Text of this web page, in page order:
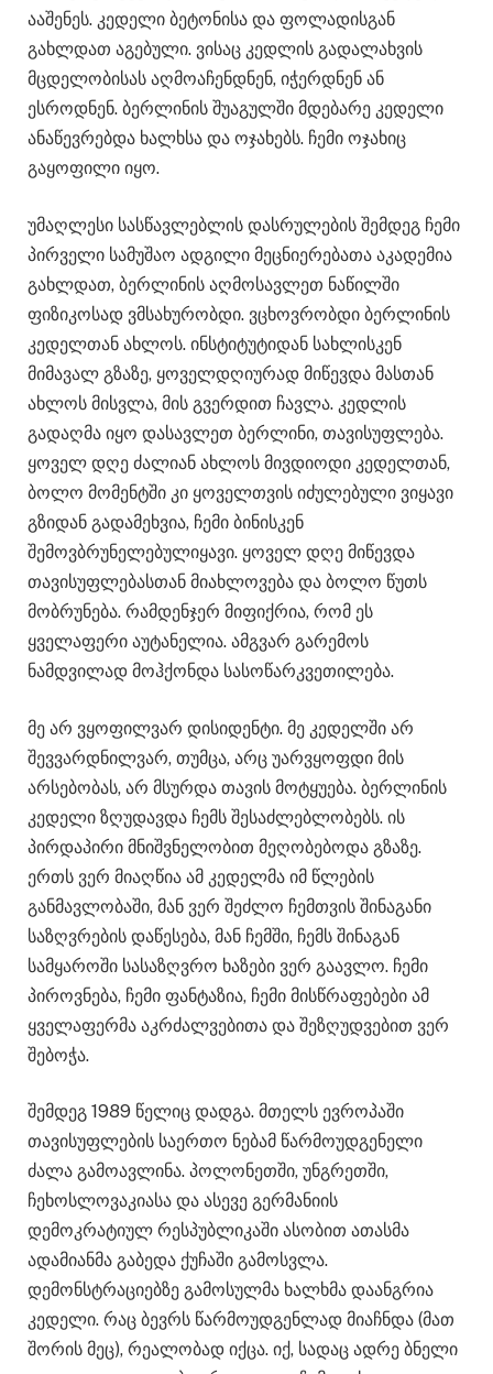
ააშენეს. კედელი ბეტონისა და ფოლადისგან
გახლდათ აგებული. ვისაც კედლის გადალახვის
მცდელობისას აღმოაჩენდნენ, იჭერდნენ ან
ესროდნენ. ბერლინის შუაგულში მდებარე კედელი
ანაწევრებდა ხალხსა და ოჯახებს. ჩემი ოჯახიც
გაყოფილი იყო.
უმაღლესი სასწავლებლის დასრულების შემდეგ ჩემი
პირველი სამუშაო ადგილი მეცნიერებათა აკადემია
გახლდათ, ბერლინის აღმოსავლეთ ნაწილში
ფიზიკოსად ვმსახურობდი. ვცხოვრობდი ბერლინის
კედელთან ახლოს. ინსტიტუტიდან სახლისკენ
მიმავალ გზაზე, ყოველდღიურად მიწევდა მასთან
ახლოს მისვლა, მის გვერდით ჩავლა. კედლის
გადაღმა იყო დასავლეთ ბერლინი, თავისუფლება.
ყოველ დღე ძალიან ახლოს მივდიოდი კედელთან,
ბოლო მომენტში კი ყოველთვის იძულებული ვიყავი
გზიდან გადამეხვია, ჩემი ბინისკენ
შემოვბრუნელებულიყავი. ყოველ დღე მიწევდა
თავისუფლებასთან მიახლოვება და ბოლო წუთს
მობრუნება. რამდენჯერ მიფიქრია, რომ ეს
ყველაფერი აუტანელია. ამგვარ გარემოს
ნამდვილად მოჰქონდა სასოწარკვეთილება.
მე არ ვყოფილვარ დისიდენტი. მე კედელში არ
შევვარდნილვარ, თუმცა, არც უარვყოფდი მის
არსებობას, არ მსურდა თავის მოტყუება. ბერლინის
კედელი ზღუდავდა ჩემს შესაძლებლობებს. ის
პირდაპირი მნიშვნელობით მეღობებოდა გზაზე.
ერთს ვერ მიაღწია ამ კედელმა იმ წლების
განმავლობაში, მან ვერ შეძლო ჩემთვის შინაგანი
საზღვრების დაწესება, მან ჩემში, ჩემს შინაგან
სამყაროში სასაზღვრო ხაზები ვერ გაავლო. ჩემი
პიროვნება, ჩემი ფანტაზია, ჩემი მისწრაფებები ამ
ყველაფერმა აკრძალვებითა და შეზღუდვებით ვერ
შებოჭა.
შემდეგ 1989 წელიც დადგა. მთელს ევროპაში
თავისუფლების საერთო ნებამ წარმოუდგენელი
ძალა გამოავლინა. პოლონეთში, უნგრეთში,
ჩეხოსლოვაკიასა და ასევე გერმანიის
დემოკრატიულ რესპუბლიკაში ასობით ათასმა
ადამიანმა გაბედა ქუჩაში გამოსვლა.
დემონსტრაციებზე გამოსულმა ხალხმა დაანგრია
კედელი. რაც ბევრს წარმოუდგენლად მიაჩნდა (მათ
შორის მეც), რეალობად იქცა. იქ, სადაც ადრე ბნელი